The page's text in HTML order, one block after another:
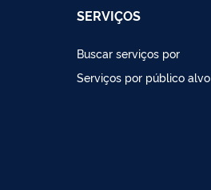
SERVIÇOS
Buscar serviços por
Serviços por público alvo